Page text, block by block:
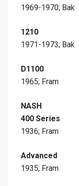
1969-1970; Bak
1210
1971-1973; Bak
D1100
1965; Fram
NASH
400 Series
1936; Fram
Advanced
1935; Fram